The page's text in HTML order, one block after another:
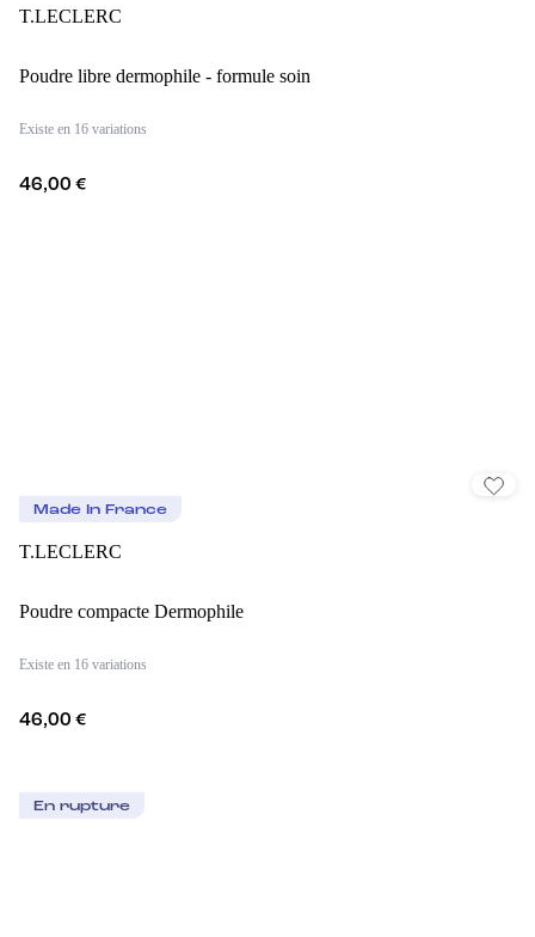
T.LECLERC
Poudre libre dermophile - formule soin
Existe en 16 variations
46,00 €
Made In France
T.LECLERC
Poudre compacte Dermophile
Existe en 16 variations
46,00 €
En rupture